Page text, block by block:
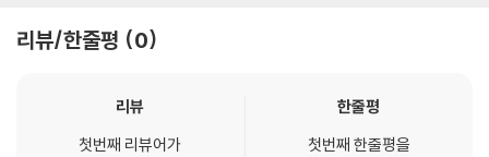
리뷰/한줄평 0
리뷰
첫번째 리뷰어가
한줄평
첫번째 한줄평을